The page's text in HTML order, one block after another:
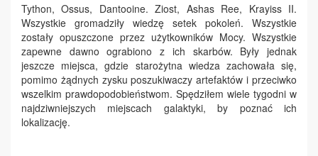
Tython, Ossus, Dantooine. Ziost, Ashas Ree, Krayiss II.
Wszystkie gromadziły wiedzę setek pokoleń. Wszystkie
zostały opuszczone przez użytkowników Mocy. Wszystkie
zapewne dawno ograbiono z ich skarbów. Były jednak
jeszcze miejsca, gdzie starożytna wiedza zachowała się,
pomimo żądnych zysku poszukiwaczy artefaktów i przeciwko
wszelkim prawdopodobieństwom. Spędziłem wiele tygodni w
najdziwniejszych miejscach galaktyki, by poznać ich
lokalizację.